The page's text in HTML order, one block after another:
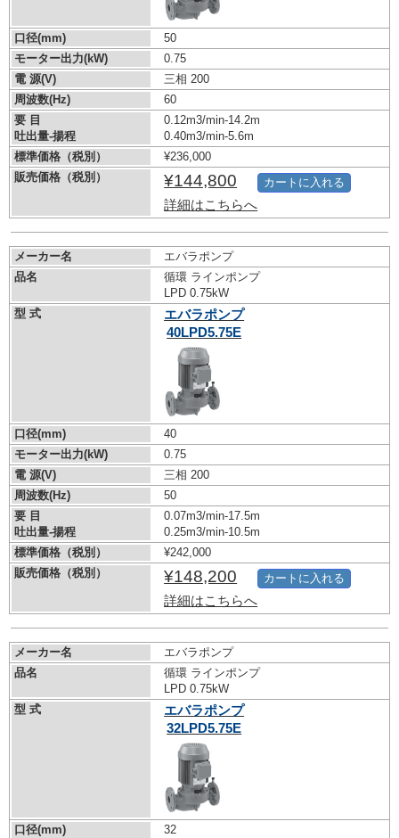
口径(mm)
50
モーター出力(kW)
0.75
電 源(V)
三相 200
周波数(Hz)
60
要 目
吐出量-揚程
0.12m3/min-14.2m
0.40m3/min-5.6m
標準価格（税別）
¥236,000
販売価格（税別）
¥144,800
詳細はこちらへ
カートに入れる
メーカー名
エバラポンプ
品名
循環 ラインポンプ
LPD 0.75kW
型 式
エバラポンプ
40LPD5.75E
口径(mm)
40
モーター出力(kW)
0.75
電 源(V)
三相 200
周波数(Hz)
50
要 目
吐出量-揚程
0.07m3/min-17.5m
0.25m3/min-10.5m
標準価格（税別）
¥242,000
販売価格（税別）
¥148,200
詳細はこちらへ
カートに入れる
メーカー名
エバラポンプ
品名
循環 ラインポンプ
LPD 0.75kW
型 式
エバラポンプ
32LPD5.75E
口径(mm)
32